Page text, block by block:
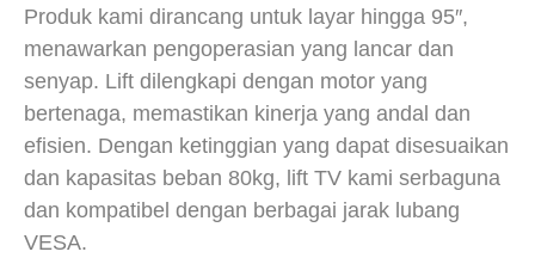
Produk kami dirancang untuk layar hingga 95″,
menawarkan pengoperasian yang lancar dan
senyap. Lift dilengkapi dengan motor yang
bertenaga, memastikan kinerja yang andal dan
efisien. Dengan ketinggian yang dapat disesuaikan
dan kapasitas beban 80kg, lift TV kami serbaguna
dan kompatibel dengan berbagai jarak lubang
VESA.